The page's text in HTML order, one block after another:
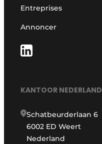
Entreprises
Annoncer
KANTOOR NEDERLAND
Schatbeurderlaan 6
6002 ED Weert
Nederland